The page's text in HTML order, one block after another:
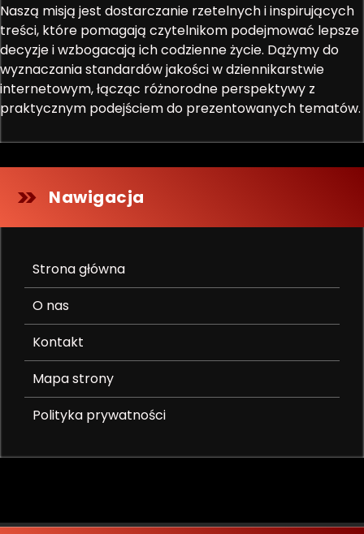
Naszą misją jest dostarczanie rzetelnych i inspirujących
treści, które pomagają czytelnikom podejmować lepsze
decyzje i wzbogacają ich codzienne życie. Dążymy do
wyznaczania standardów jakości w dziennikarstwie
internetowym, łącząc różnorodne perspektywy z
praktycznym podejściem do prezentowanych tematów.
Nawigacja
Strona główna
O nas
Kontakt
Mapa strony
Polityka prywatności